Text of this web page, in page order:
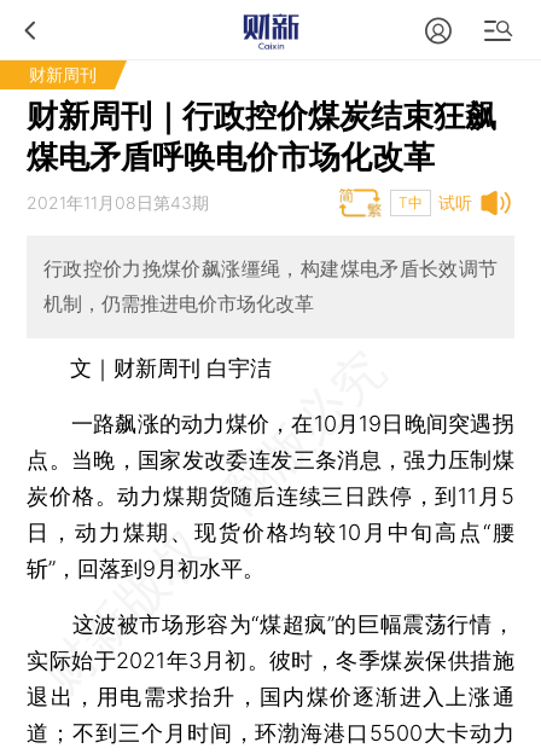
财新周刊
财新周刊｜行政控价煤炭结束狂飙
煤电矛盾呼唤电价市场化改革
试听
2021年11月08日第43期 T中
行政控价力挽煤价飙涨缰绳，构建煤电矛盾长效调节
机制，仍需推进电价市场化改革
文｜财新周刊 白宇洁
一路飙涨的动力煤价，在10月19日晚间突遇拐
点。当晚，国家发改委连发三条消息，强力压制煤
炭价格。动力煤期货随后连续三日跌停，到11月5
日，动力煤期、现货价格均较10月中旬高点“腰
斩”，回落到9月初水平。
这波被市场形容为“煤超疯”的巨幅震荡行情，
实际始于2021年3月初。彼时，冬季煤炭保供措施
退出，用电需求抬升，国内煤价逐渐进入上涨通
道；不到三个月时间，环渤海港口5500大卡动力